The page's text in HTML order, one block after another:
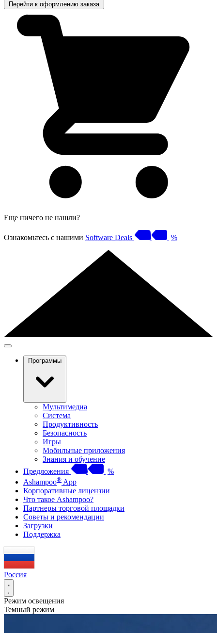
Перейти к оформлению заказа
Еще ничего не нашли?
Ознакомьтесь с нашими Software Deals %
Программы
Мультимедиа
Система
Продуктивность
Безопасность
Игры
Мобильные приложения
Знания и обучение
Предложения
%
Ashampoo® App
Корпоративные лицензии
Что такое Ashampoo?
Партнеры торговой площадки
Советы и рекомендации
Загрузки
Поддержка
Россия
Режим освещения
Темный режим